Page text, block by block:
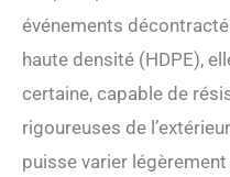
événements
haute densité (HDPE),
certaine, capable de
rigoureuses de
puisse varier